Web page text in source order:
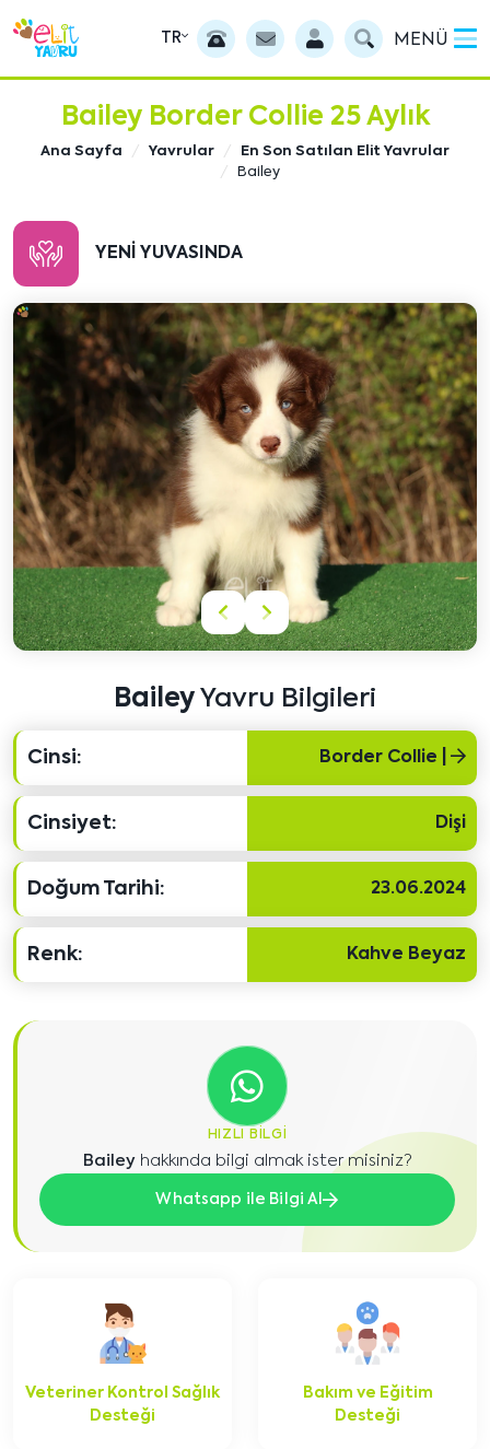
TR MENÜ
Bailey Border Collie 25 Aylık
Ana Sayfa Yavrular
En Son Satılan Elit Yavrular
Bailey
YENI YUVASINDA
Önceki
içeriği
Sonraki
içeriği
Bailey Yavru Bilgileri
Cinsi: Border Collie |
Cinsiyet: Dişi
Doğum Tarihi: 23.06.2024
Renk: Kahve Beyaz
HIZLI BILGI
Baileyhakkında bilgi almak ister misiniz?
Whatsapp ile Bilgi Al
Veteriner Kontrol Sağlık
Desteği
Bakım ve Eğitim
Desteği